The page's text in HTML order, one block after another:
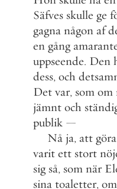
Säfves skulle ge
gagna någon af
en gång
uppseende. Den
dess, och
Det var, som om
jämnt och
publik —
Nå ja, att göra
varit ett stort
sig så, som när
sina toaletter, om